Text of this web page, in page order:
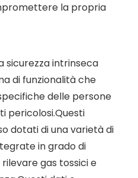
la propria
sicurezza intrinseca
di funzionalità che
delle persone
pericolosi.Questi
dotati di una varietà di
in grado di
gas tossici e